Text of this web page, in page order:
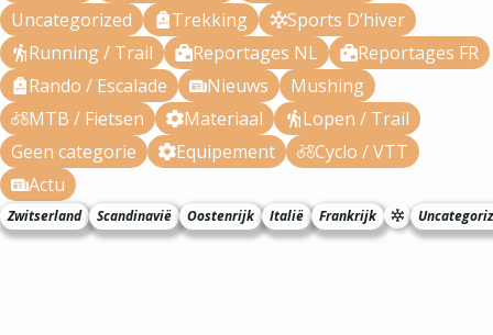
Uncategorized
Trekking
Sports D’hiver
Running / Trail
Reportages NL
Reportages FR
Rando / Escalade
Nieuws
Mushing
MTB / Fietsen
Materiaal
Lopen / Trail
Geen categorie
Equipement
Cyclo / VTT
Actu
Zwitserland Scandinavië Oostenrijk Italië Frankrijk